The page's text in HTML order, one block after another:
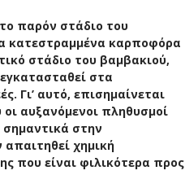
παρόν στάδιο του
κατεστραμμένα καρποφόρα
στάδιο του βαμβακιού,
στα
Γι’ αυτό, επισημαίνεται
αυξανόμενοι πληθυσμοί
στην
χημική
που είναι φιλικότερα προς